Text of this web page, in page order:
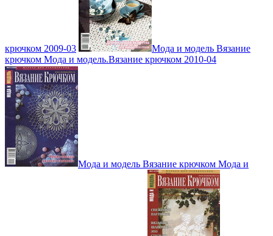
крючком 2009-03
Мода и модель Вязание
крючком Мода и модель.Вязание крючком 2010-04
Мода и модель Вязание крючком Мода и